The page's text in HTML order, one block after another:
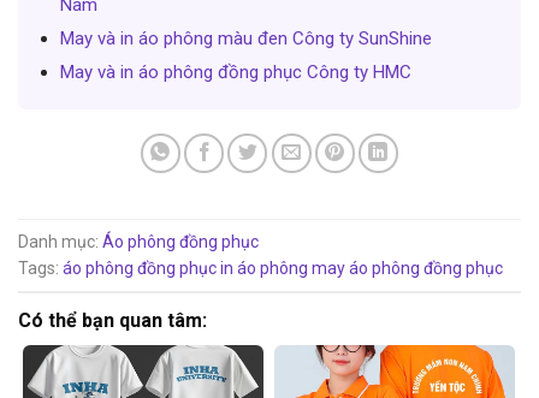
Nam
May và in áo phông màu đen Công ty SunShine
May và in áo phông đồng phục Công ty HMC
Danh mục: Áo phông đồng phục
Tags: áo phông đồng phụcin áo phông may áo phông đồng phục
Có thể bạn quan tâm: